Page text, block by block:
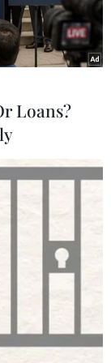
chỉ định
Al Khudayr
sân Mỹ
Loans?